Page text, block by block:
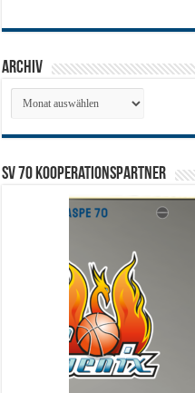
Archiv
Archiv
SV 70 Kooperationspartner